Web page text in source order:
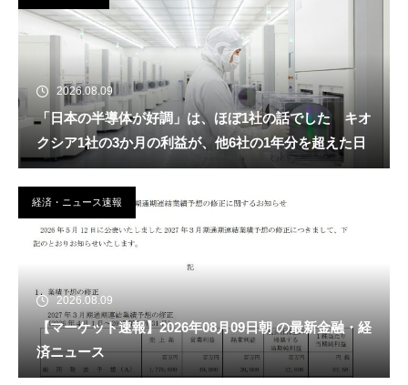
2026.08.09
「日本の半導体が好調」は、ほぼ1社の話でした キオ
クシア1社の3か月の利益が、他6社の1年分を超えた日
経済・ニュース速報
2026.08.09
【マーケット速報】2026年08月09日朝 の最新金融・経
済ニュース